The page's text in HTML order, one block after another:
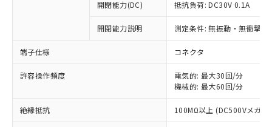
開閉能力(DC) 抵抗負荷: DC30V 0.1A
開閉能力説明 測定条件: 無振動・無衝撃
端子仕様 コネクタ
許容操作頻度
電気的: 最大30回/分
機械的: 最大60回/分
絶縁抵抗 100MΩ以上 (DC500Vメガ)
ご利用条件
対応済み：EU RoHS指令（10物質）の
非含有に対応した製品が提供可能な商品で
対応予定：EU RoHS指令（10物質）の非含
有に対応した製品に切り替える予定のある